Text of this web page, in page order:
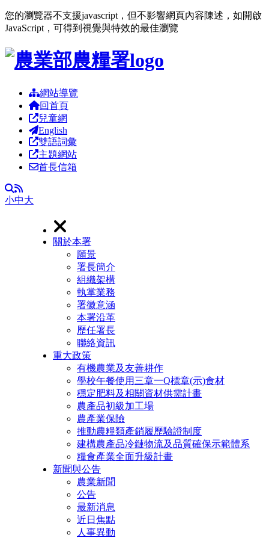
您的瀏覽器不支援javascript，但不影響網頁內容陳述，如開啟
JavaScript，可得到視覺與特效的最佳瀏覽
跳到主要內容區塊
網站導覽
回首頁
兒童網
English
雙語詞彙
主題網站
首長信箱
全文檢索
RSS
小中大
關於本署
願景
署長簡介
組織架構
執掌業務
署徽意涵
本署沿革
歷任署長
聯絡資訊
重大政策
有機農業及友善耕作
學校午餐使用三章一Q標章(示)食材
穩定肥料及相關資材供需計畫
農產品初級加工場
農產業保險
推動農糧類產銷履歷驗證制度
建構農產品冷鏈物流及品質確保示範體系
糧食產業全面升級計畫
新聞與公告
農業新聞
公告
最新消息
近日焦點
人事異動